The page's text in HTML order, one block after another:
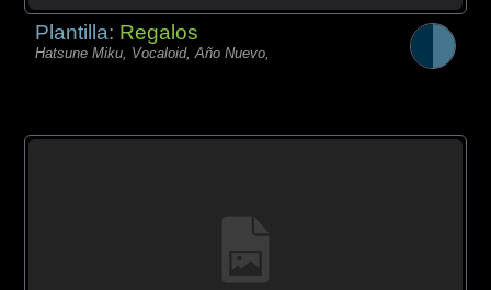
Plantilla: Regalos
Hatsune Miku, Vocaloid, Año Nuevo,